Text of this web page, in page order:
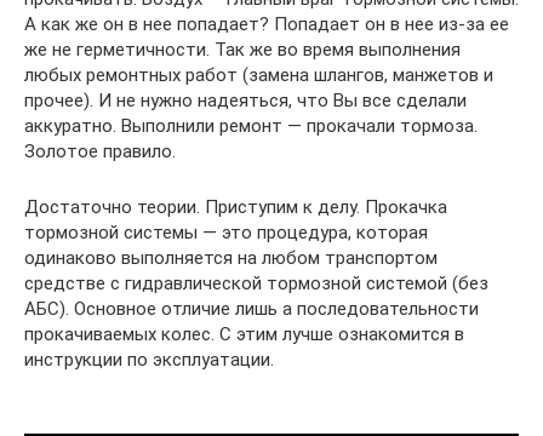
А как же он в нее попадает? Попадает он в нее из-за ее
же не герметичности. Так же во время выполнения
любых ремонтных работ (замена шлангов, манжетов и
прочее). И не нужно надеяться, что Вы все сделали
аккуратно. Выполнили ремонт — прокачали тормоза.
Золотое правило.
Достаточно теории. Приступим к делу. Прокачка
тормозной системы — это процедура, которая
одинаково выполняется на любом транспортом
средстве с гидравлической тормозной системой (без
АБС). Основное отличие лишь а последовательности
прокачиваемых колес. С этим лучше ознакомится в
инструкции по эксплуатации.